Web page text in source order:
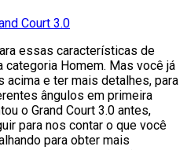
Court 3.0
essas características de
Homem. Mas você já
acima e ter mais detalhes, para
ângulos em primeira
o Grand Court 3.0 antes,
para nos contar o que você
para obter mais